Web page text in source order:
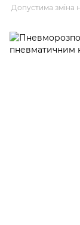
Допустима зміна